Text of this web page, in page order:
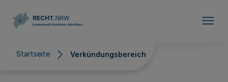
Startseite Verkündungsbereich